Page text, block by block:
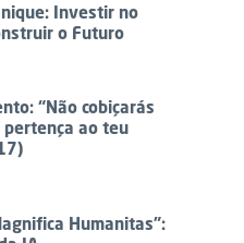
Investir no
o Futuro
“Não cobiçarás
pertença ao teu
Humanitas”: